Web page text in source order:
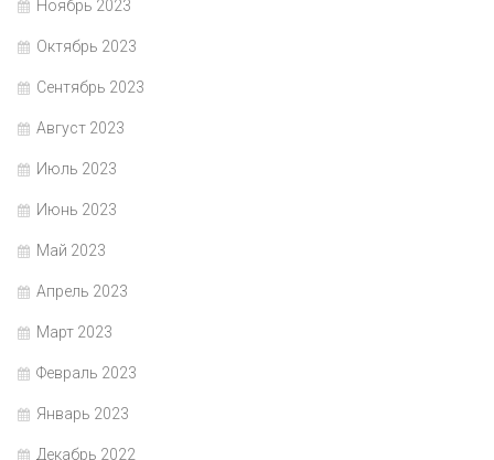
Ноябрь 2023
Октябрь 2023
Сентябрь 2023
Август 2023
Июль 2023
Июнь 2023
Май 2023
Апрель 2023
Март 2023
Февраль 2023
Январь 2023
Декабрь 2022